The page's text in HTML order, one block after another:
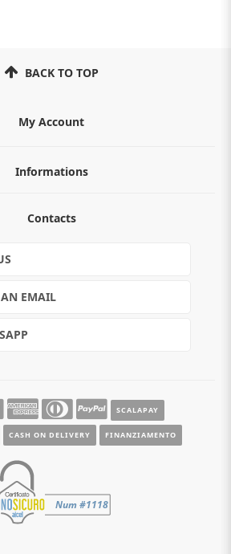
BACK TO TOP
My Account
Informations
AND CONDITIONS
PAYMENTS
Contacts
EMAIL
SCALAPAY
CASH ON DELIVERY FINANZIAMENTO